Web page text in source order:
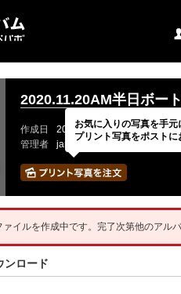
2020.11.20AM半日ボー
作成日 2020 / 11 / 20 公開終了日
管理者
jammarineさん 写真の枚数
イルを作成中です。完了次第他のアル
ンロード
お気に入りの写真を手元
プリント写真をポストに